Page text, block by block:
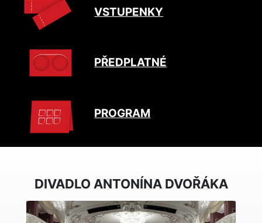
VSTUPENKY
PŘEDPLATNÉ
PROGRAM
DIVADLO ANTONÍNA DVOŘÁKA